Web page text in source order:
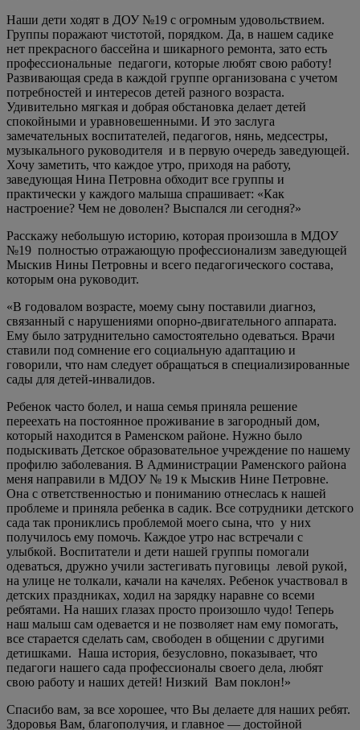
Наши дети ходят в ДОУ №19 с огромным удовольствием.
Группы поражают чистотой, порядком. Да, в нашем садике
нет прекрасного бассейна и шикарного ремонта, зато есть
профессиональные педагоги, которые любят свою работу!
Развивающая среда в каждой группе организована с учетом
потребностей и интересов детей разного возраста.
Удивительно мягкая и добрая обстановка делает детей
спокойными и уравновешенными. И это заслуга
замечательных воспитателей, педагогов, нянь, медсестры,
музыкального руководителя и в первую очередь заведующей.
Хочу заметить, что каждое утро, приходя на работу,
заведующая Нина Петровна обходит все группы и
практически у каждого малыша спрашивает: «Как
настроение? Чем не доволен? Выспался ли сегодня?»
Расскажу небольшую историю, которая произошла в МДОУ
№19 полностью отражающую профессионализм заведующей
Мыскив Нины Петровны и всего педагогического состава,
которым она руководит.
«В годовалом возрасте, моему сыну поставили диагноз,
связанный с нарушениями опорно-двигательного аппарата.
Ему было затруднительно самостоятельно одеваться. Врачи
ставили под сомнение его социальную адаптацию и
говорили, что нам следует обращаться в специализированные
сады для детей-инвалидов.
Ребенок часто болел, и наша семья приняла решение
переехать на постоянное проживание в загородный дом,
который находится в Раменском районе. Нужно было
подыскивать Детское образовательное учреждение по нашему
профилю заболевания. В Администрации Раменского района
меня направили в МДОУ № 19 к Мыскив Нине Петровне.
Она с ответственностью и пониманию отнеслась к нашей
проблеме и приняла ребенка в садик. Все сотрудники детского
сада так прониклись проблемой моего сына, что у них
получилось ему помочь. Каждое утро нас встречали с
улыбкой. Воспитатели и дети нашей группы помогали
одеваться, дружно учили застегивать пуговицы левой рукой,
на улице не толкали, качали на качелях. Ребенок участвовал в
детских праздниках, ходил на зарядку наравне со всеми
ребятами. На наших глазах просто произошло чудо! Теперь
наш малыш сам одевается и не позволяет нам ему помогать,
все старается сделать сам, свободен в общении с другими
детишками. Наша история, безусловно, показывает, что
педагоги нашего сада профессионалы своего дела, любят
свою работу и наших детей! Низкий Вам поклон!»
Спасибо вам, за все хорошее, что Вы делаете для наших ребят.
Здоровья Вам, благополучия, и главное — достойной